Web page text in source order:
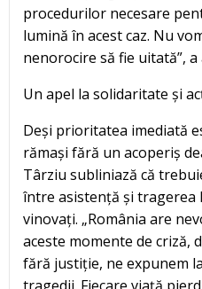
procedurilor necesare
lumină în acest caz. Nu
nenorocire să fie uitată”, a
Un apel la solidaritate și
Deși prioritatea imediată
rămași fără un acoperiș
Târziu subliniază că
între asistență și tragerea
vinovați. „România are
aceste momente de criză,
fără justiție, ne expunem